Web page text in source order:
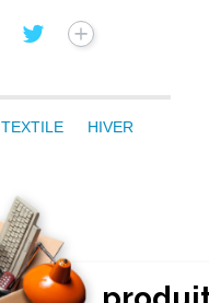
TEXTILE HIVER